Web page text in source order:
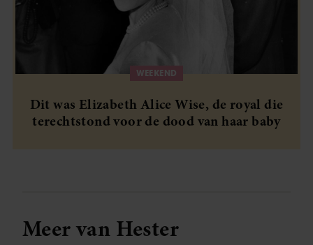
WEEKEND
Dit was Elizabeth Alice Wise, de royal die
terechtstond voor de dood van haar baby
Meer van Hester